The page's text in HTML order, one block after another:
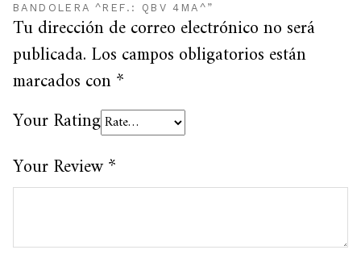
BANDOLERA ^REF.: QBV 4MA^”
Tu dirección de correo electrónico no será
publicada. Los campos obligatorios están
marcados con*
Your Rating
Your Review*